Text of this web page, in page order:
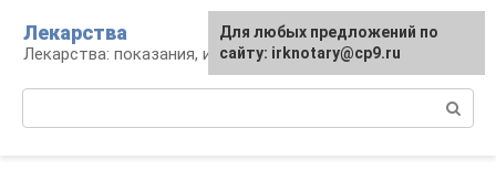
контенту
Лекарства
Лекарства: показания, инструкция, аналоги
Для любых предложений по
сайту: irknotary@cp9.ru